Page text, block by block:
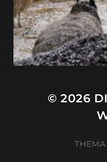
© 2026